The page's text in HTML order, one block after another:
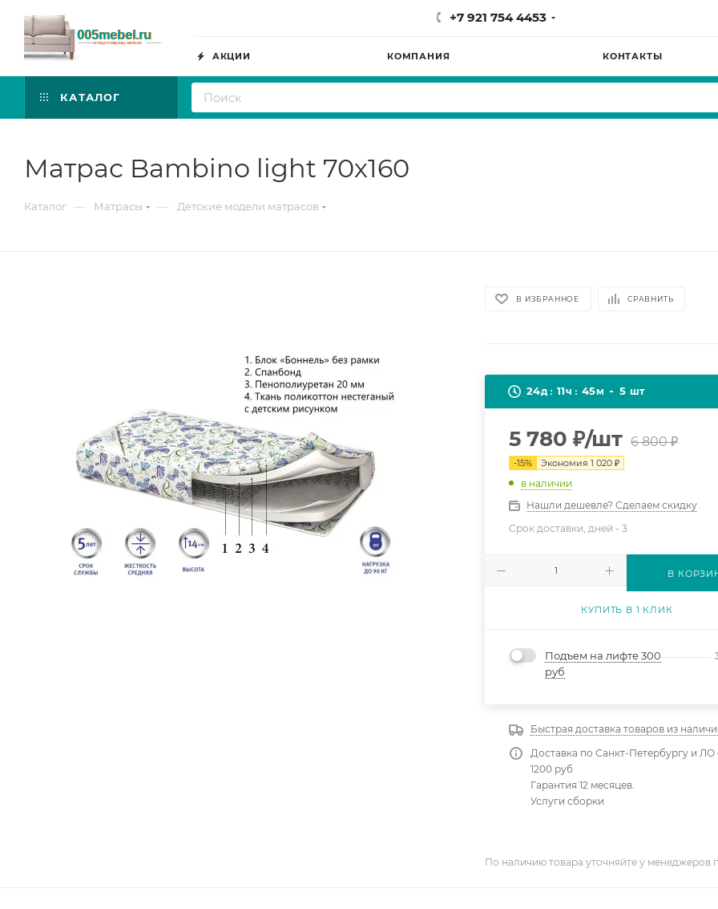
+7 921 754 4453
АКЦИИ КОМПАНИЯ КОНТАКТЫ
КАТАЛОГ
Матрас Bambino light 70х160
Каталог — Матрасы — Детские модели матрасов
В ИЗБРАННОЕ СРАВНИТЬ
24д 11ч 45м 5 шт
5 780 ₽/шт 6 800₽
-15% Экономия1 020 ₽
в наличии
Нашли дешевле? Сделаем скидку
Срок доставки, дней -3
В
КУПИТЬ В 1 КЛИК
Подъем на лифте 300
руб
Быстрая доставка товаров из
Доставка по Санкт-Петербургу и ЛО
1200 руб
Гарантия 12 месяцев.
Услуги сборки
По наличию товара уточняйте у менеджеров